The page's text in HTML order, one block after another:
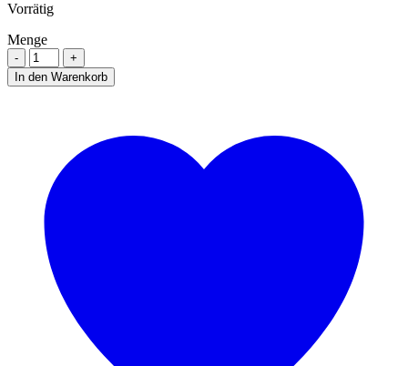
Vorrätig
Menge
Menge
In den Warenkorb